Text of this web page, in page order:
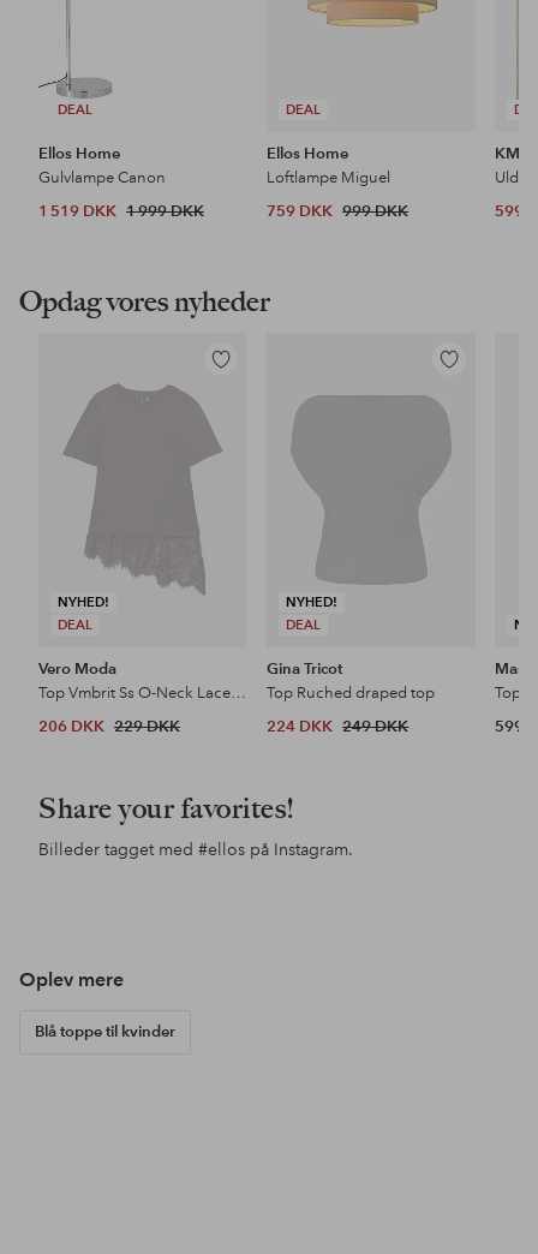
DEAL
Ellos Home
Gulvlampe Canon
1 519 DKK 1 999 DKK
DEAL
Ellos Home
Loftlampe Miguel
759 DKK 999 DKK
KM
599
Opdag vores nyheder
NYHED!
DEAL
Tilføj
favoritter
Vero Moda
Top Vmbrit Ss O-Neck Lace T-Shirt Jrs
206 DKK 229 DKK
NYHED!
DEAL
Tilføj
favoritter
Gina Tricot
Top Ruched draped top
224 DKK 249 DKK
Masai
Top
599
Share your favorites!
Billeder tagget med #ellos på Instagram.
Oplev mere
Blå toppe til kvinder